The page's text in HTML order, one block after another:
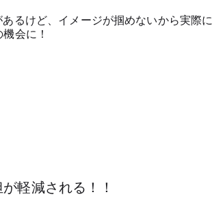
るけど、イメージが掴めないから実際に
会に！
軽減される！！